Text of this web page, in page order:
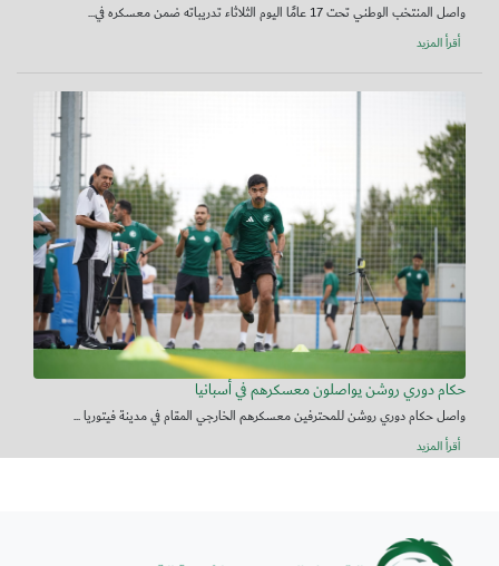
واصل المنتخب الوطني تحت 17 عامًا اليوم الثلاثاء تدريباته ضمن معسكره في...
أقرأ المزيد
حكام دوري روشن يواصلون معسكرهم في أسبانيا
واصل حكام دوري روشن للمحترفين معسكرهم الخارجي المقام في مدينة فيتوريا ...
أقرأ المزيد